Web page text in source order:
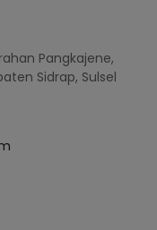
Pangkajene,
Sidrap, Sulsel